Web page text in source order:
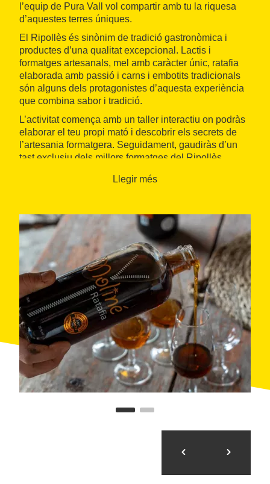
l’equip de Pura Vall vol compartir amb tu la riquesa
d’aquestes terres úniques.
El Ripollès és sinònim de tradició gastronòmica i
productes d’una qualitat excepcional. Lactis i
formatges artesanals, mel amb caràcter únic, ratafia
elaborada amb passió i carns i embotits tradicionals
són alguns dels protagonistes d’aquesta experiència
que combina sabor i tradició.
L’activitat comença amb un taller interactiu on podràs
elaborar el teu propi mató i descobrir els secrets de
l’artesania formatgera. Seguidament, gaudiràs d’un
tast exclusiu dels millors formatges del Ripollès,
reflecteix l’essència i la qualitat del territori, oferint-te
una experiència gastronòmica que captiva els sentits.
Per finalitzar, participaràs en un tast de ratafia i mel,
dos dels productes més emblemàtics del Ripollès,
que aportaran el toc dolç i aromàtic perfecte al dia.
Aquesta experiència és ideal per a amants de la
gastronomia i de les tradicions locals. Vine a Pura
Vall i descobreix els sabors autèntics que fan del
Ripollès una destinació única.
Llegir més